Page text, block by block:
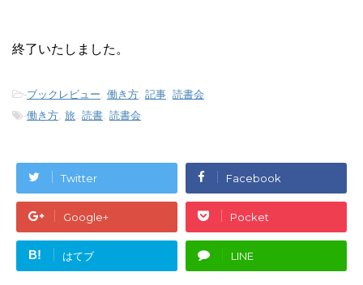
終了いたしました。
-ブックレビュー, 働き方, 記事, 読書会
-働き方, 旅, 読書, 読書会
Twitter Facebook
Google+ Pocket
B! はてブ LINE